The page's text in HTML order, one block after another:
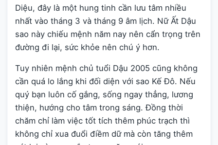
Diệu, đây là một hung tinh cần lưu tâm nhiều
nhất vào tháng 3 và tháng 9 âm lịch. Nữ Ất Dậu
sao này chiếu mệnh năm nay nên cẩn trọng trên
đường đi lại, sức khỏe nên chú ý hơn.
Tuy nhiên mệnh chủ tuổi Dậu 2005 cũng không
cần quá lo lắng khi đối diện với sao Kế Đô. Nếu
quý bạn luôn cố gắng, sống ngay thẳng, lương
thiện, hướng cho tâm trong sáng. Đồng thời
chăm chỉ làm việc tốt tích thêm phúc trạch thì
không chỉ xua đuổi điềm dữ mà còn tăng thêm